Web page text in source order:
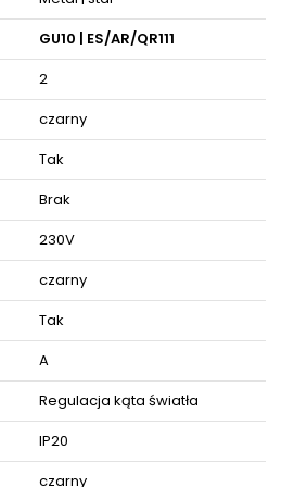
cm
16,5 cm x 32 cm
2 x GU10 / ES111 / 230V /
do źródeł światła o klasach
E oraz żarówek LED o dowolnej
zgodności i objęty jest
oraz elementy niezbędne
W KATEGORIACH
GU10 | ES/AR/QR111
2
czarny
Tak
Brak
230V
czarny
Tak
A
Regulacja kąta światła
IP20
czarny